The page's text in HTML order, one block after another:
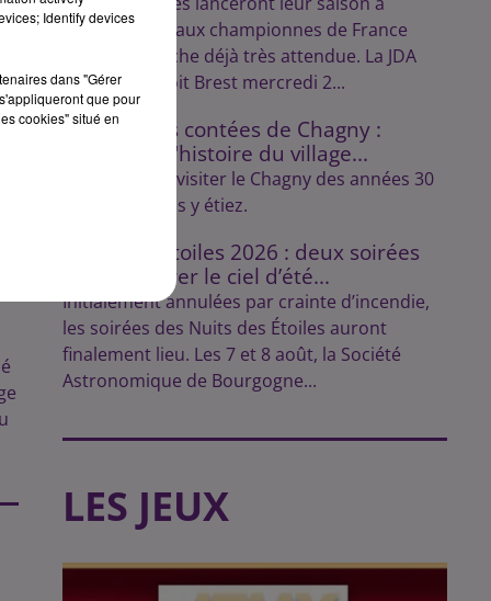
domicile face aux championnes de France
dans une affiche déjà très attendue. La JDA
Handball reçoit Brest mercredi 2...
Les balades contées de Chagny :
découvrez l'histoire du village...
Lulu vous fait visiter le Chagny des années 30
comme si vous y étiez.
Nuits des Étoiles 2026 : deux soirées
pour explorer le ciel d’été...
Initialement annulées par crainte d’incendie,
les soirées des Nuits des Étoiles auront
finalement lieu. Les 7 et 8 août, la Société
Astronomique de Bourgogne...
LES JEUX
Identify devices
dans "Gérer
que pour
cookies" situé en